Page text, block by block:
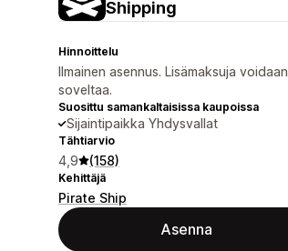
Shipping
Hinnoittelu
Ilmainen asennus. Lisämaksuja voidaan
soveltaa.
Suosittu samankaltaisissa kaupoissa
Sijaintipaikka Yhdysvallat
Tähtiarvio
4,9 (158)
Kehittäjä
Pirate Ship
Asenna